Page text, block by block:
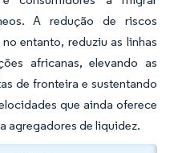
A redução de riscos
entanto, reduziu as linhas
africanas, elevando as
de fronteira e sustentando
que ainda oferece
agregadores de liquidez.